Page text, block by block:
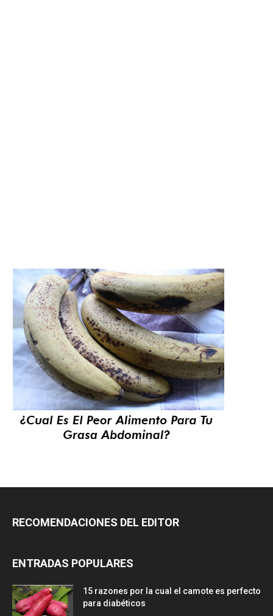
RECOMENDACIONES DEL EDITOR
ENTRADAS POPULARES
15 razones por la cual el camote es perfecto
para diabéticos